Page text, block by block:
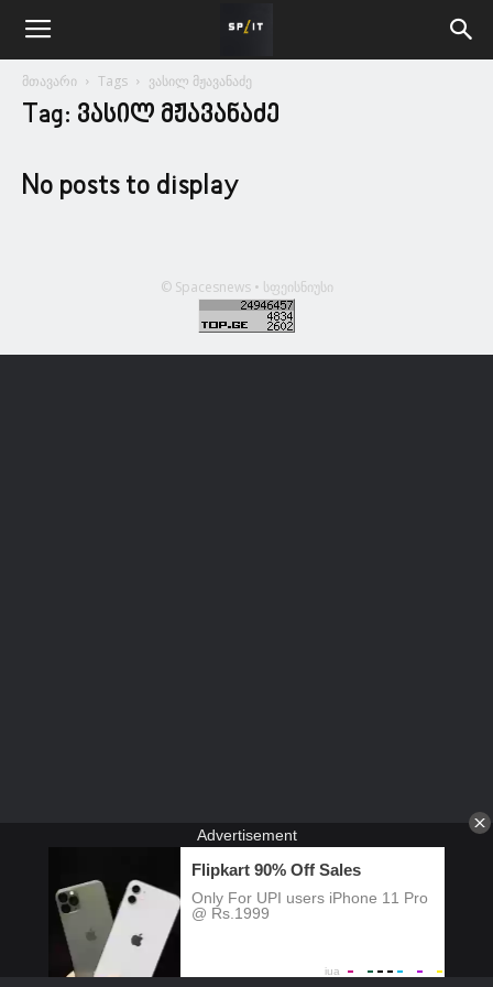
მთავარი Tags ვასილ მჟავანაძე
Tag: ვასილ მჟავანაძე
No posts to display
© Spacesnews • სფეისნიუსი